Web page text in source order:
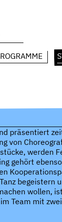
präsentiert
von
werden
gehört
wollen,
Team mit